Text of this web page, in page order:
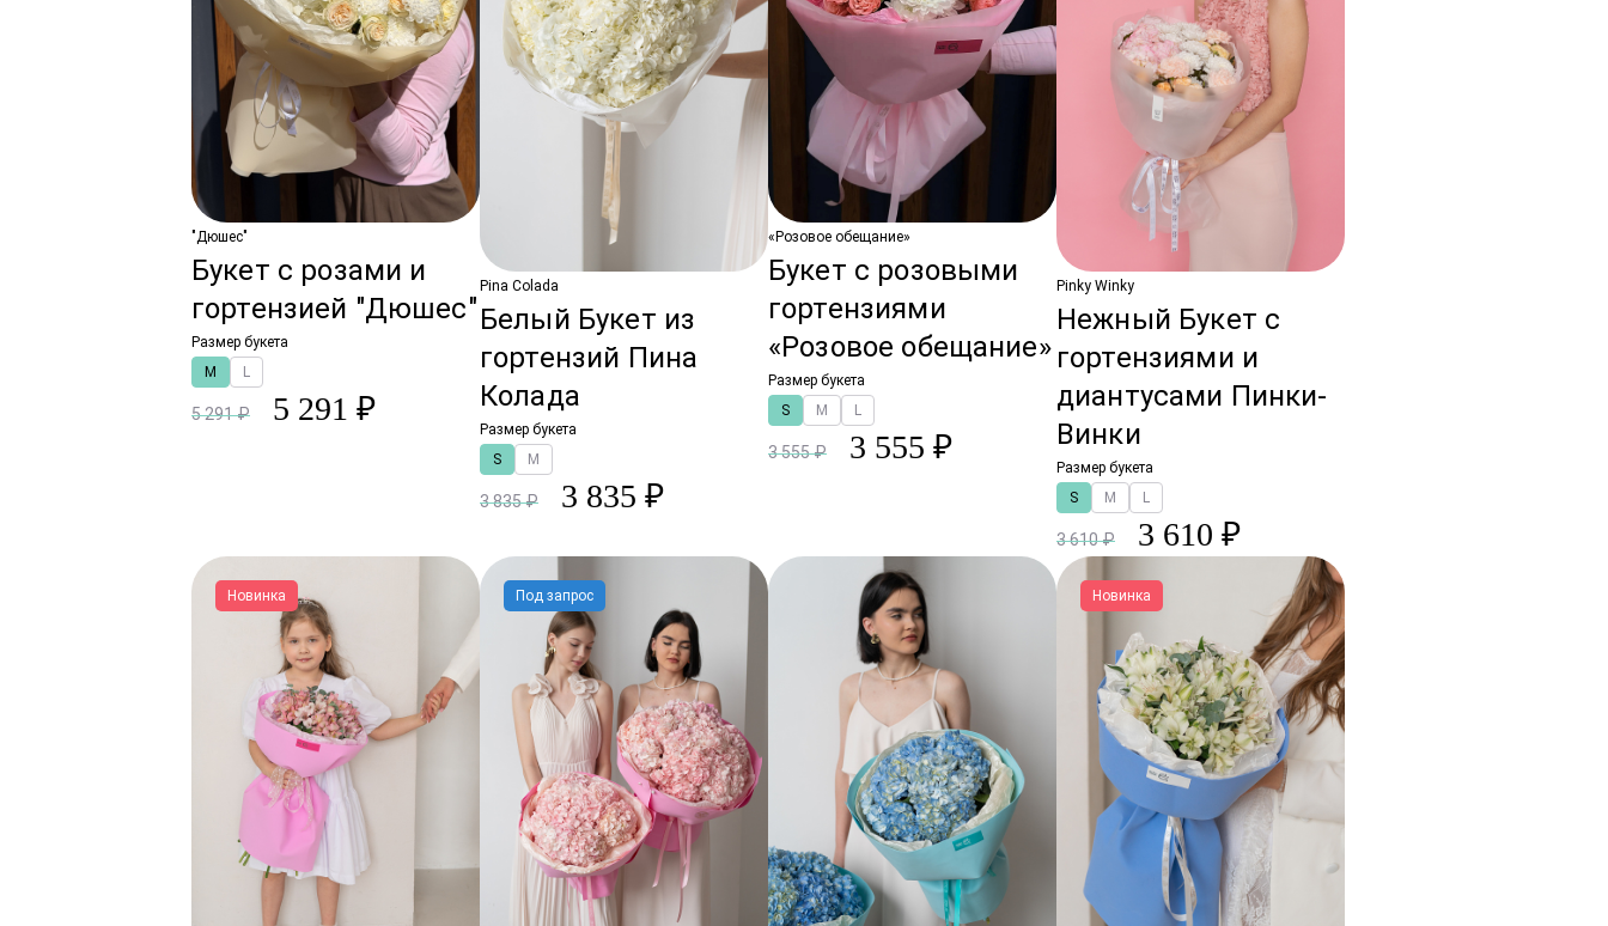
"Дюшес"
Букет с розами и
гортензией "Дюшес"
Размер букета
M
L
5 291 ₽ 5 291 ₽
Pina Colada
Белый Букет из
гортензий Пина
Колада
Размер букета
S
M
3 835 ₽ 3 835 ₽
«Розовое обещание»
Букет с розовыми
гортензиями
«Розовое обещание»
Размер букета
S
M L
3 555 ₽ 3 555 ₽
Pinky Winky
Нежный Букет с
гортензиями и
диантусами Пинки-
Винки
Размер букета
S
M L
3 610 ₽ 3 610 ₽
Новинка Под запрос Новинка